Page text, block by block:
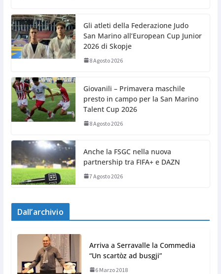
Gli atleti della Federazione Judo
San Marino all’European Cup Junior
2026 di Skopje
8 Agosto 2026
Giovanili – Primavera maschile
presto in campo per la San Marino
Talent Cup 2026
8 Agosto 2026
Anche la FSGC nella nuova
partnership tra FIFA+ e DAZN
7 Agosto 2026
Dall’archivio
Arriva a Serravalle la Commedia
“Un scartòz ad busgji”
6 Marzo 2018